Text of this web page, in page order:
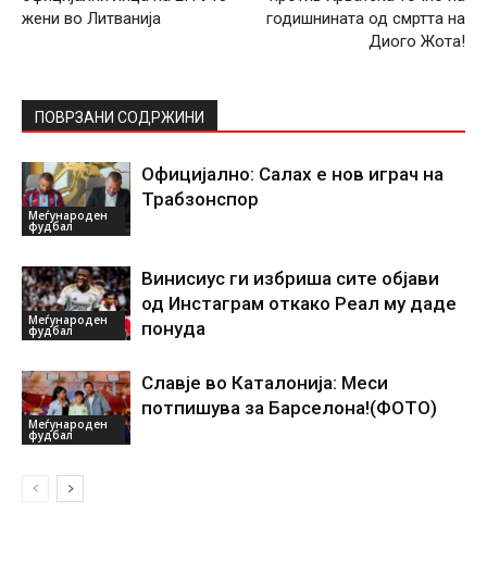
жени во Литванија
годишнината од смртта на
Диого Жота!
ПОВРЗАНИ СОДРЖИНИ
Меѓународен
фудбал
Официјално: Салах е нов играч на
Трабзонспор
Меѓународен
фудбал
Винисиус ги избриша сите објави
од Инстаграм откако Реал му даде
понуда
Меѓународен
фудбал
Славје во Каталонија: Меси
потпишува за Барселона!(ФОТО)